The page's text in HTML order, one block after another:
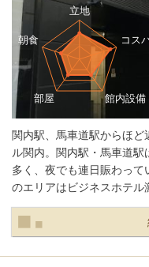
関内駅、馬車道駅からほ
ル関内。関内駅・馬車道
多く、夜でも連日賑わって
のエリアはビジネスホテ